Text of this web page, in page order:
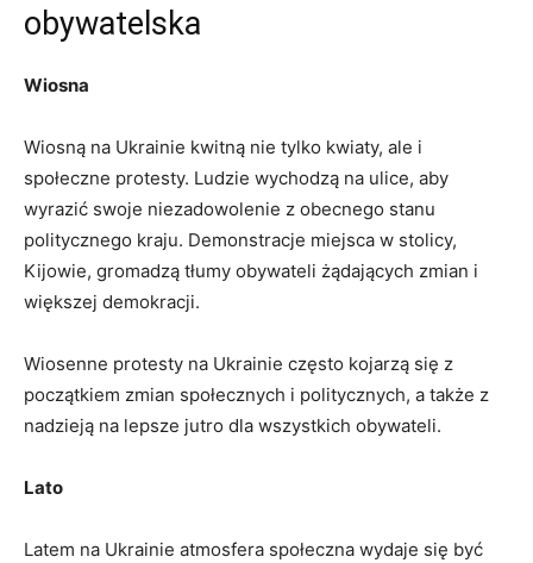
⁤obywatelska
Wiosna
Wiosną na Ukrainie​ kwitną nie tylko kwiaty, ale i
społeczne protesty. Ludzie wychodzą‍ na ulice, aby
wyrazić swoje niezadowolenie z obecnego stanu
politycznego‍ kraju. Demonstracje miejsca ​w stolicy,‌
Kijowie, gromadzą tłumy obywateli żądających zmian i
większej ⁢demokracji.
Wiosenne protesty na Ukrainie często kojarzą się‍ z
początkiem zmian społecznych i‍ politycznych, a także​ z
‌nadzieją na lepsze jutro dla wszystkich obywateli.
Lato
Latem‍ na Ukrainie‍ atmosfera ⁣społeczna wydaje⁢ się być